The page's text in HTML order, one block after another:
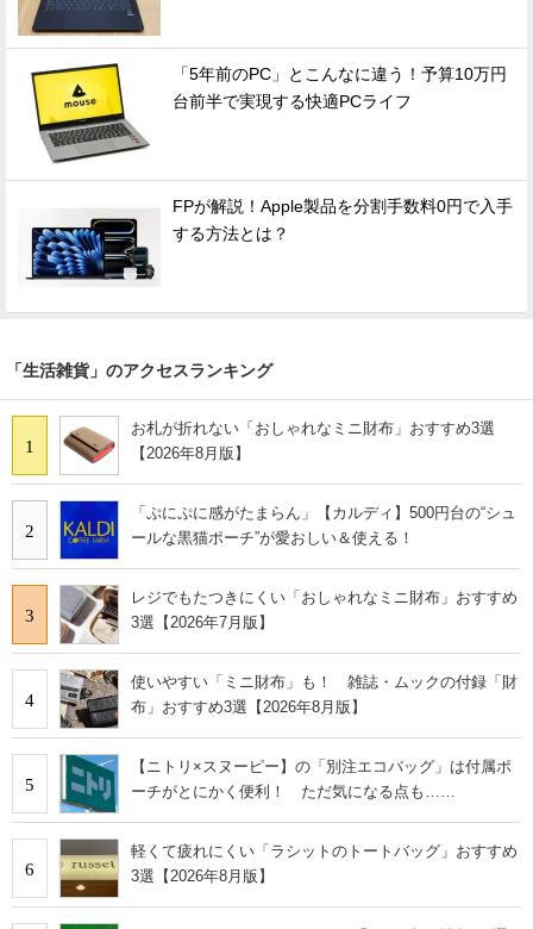
「5年前のPC」とこんなに違う！予算10万円
台前半で実現する快適PCライフ
FPが解説！Apple製品を分割手数料0円で入手
する方法とは？
「生活雑貨」のアクセスランキング
1
お札が折れない「おしゃれなミニ財布」おすすめ3選
【2026年8月版】
2
「ぷにぷに感がたまらん」【カルディ】500円台の“シュ
ールな黒猫ポーチ”が愛おしい＆使える！
3
レジでもたつきにくい「おしゃれなミニ財布」おすすめ
3選【2026年7月版】
4
使いやすい「ミニ財布」も！ 雑誌・ムックの付録「財
布」おすすめ3選【2026年8月版】
5
【ニトリ×スヌーピー】の「別注エコバッグ」は付属ポ
ーチがとにかく便利！ ただ気になる点も……
6
軽くて疲れにくい「ラシットのトートバッグ」おすすめ
3選【2026年8月版】